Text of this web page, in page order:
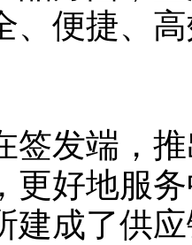
、便捷、
发端，推
更好地服
建成了供